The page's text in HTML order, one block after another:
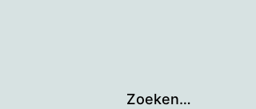
Zoeken…